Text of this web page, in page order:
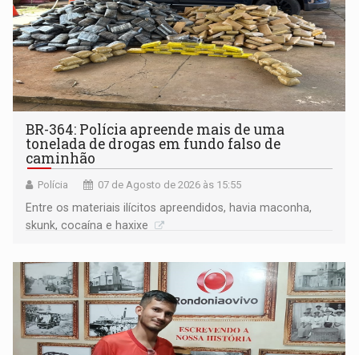
BR-364: Polícia apreende mais de uma
tonelada de drogas em fundo falso de
caminhão
Polícia 07 de Agosto de 2026 às 15:55
Entre os materiais ilícitos apreendidos, havia maconha,
skunk, cocaína e haxixe